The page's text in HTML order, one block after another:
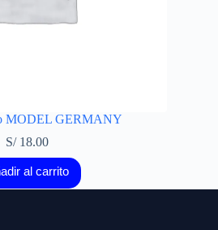
MODEL GERMANY
S/18.00
al carrito